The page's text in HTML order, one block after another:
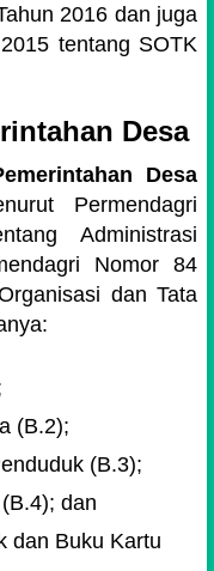
2016 dan juga
tentang SOTK
Desa
Desa
Permendagri
Administrasi
Nomor 84
dan Tata
(B.2);
(B.3);
dan
dan Buku Kartu